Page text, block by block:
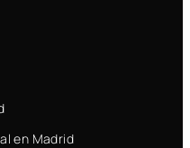
en Madrid